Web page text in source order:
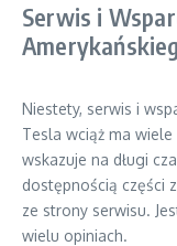
Serwis i
Niestety, serwis i
Tesla wciąż ma
wskazuje na długi
dostępnością części
ze strony serwisu.
wielu opiniach.